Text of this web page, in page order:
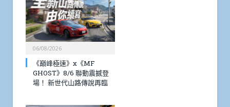
06/08/2026
《巔峰極速》x《MF
GHOST》8/6 聯動震撼登
場！ 新世代山路傳說再臨